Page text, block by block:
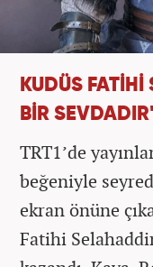
KUDÜS
BİR
TRT1’de
beğeniyle
ekran önüne
Fatihi